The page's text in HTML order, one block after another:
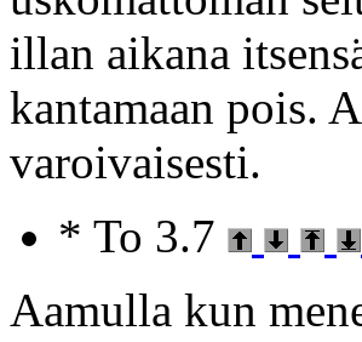
illan aikana
kantamaan pois.
varoivaisesti.
* To 3.7
Aamulla kun